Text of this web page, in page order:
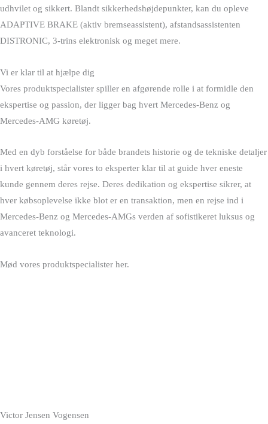
udhvilet og sikkert. Blandt sikkerhedshøjdepunkter, kan du opleve
ADAPTIVE BRAKE (aktiv bremseassistent), afstandsassistenten
DISTRONIC, 3-trins elektronisk og meget mere.
Vi er klar til at hjælpe dig
Vores produktspecialister spiller en afgørende rolle i at formidle den
ekspertise og passion, der ligger bag hvert Mercedes-Benz og
Mercedes-AMG køretøj.
Med en dyb forståelse for både brandets historie og de tekniske detaljer
i hvert køretøj, står vores to eksperter klar til at guide hver eneste
kunde gennem deres rejse. Deres dedikation og ekspertise sikrer, at
hver købsoplevelse ikke blot er en transaktion, men en rejse ind i
Mercedes-Benz og Mercedes-AMGs verden af sofistikeret luksus og
avanceret teknologi.
Mød vores produktspecialister her.
Victor Jensen Vogensen